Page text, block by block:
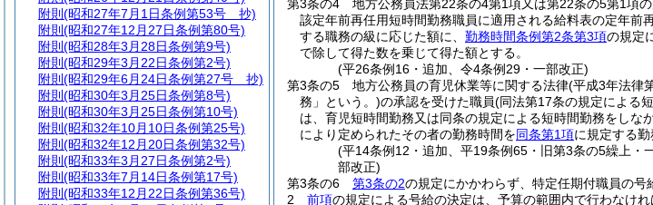
第3条の4
地方公務員法第22条の4第1項又は第22条の5第1項
該定年前再任用短時間勤務職員に適用される給料表の定年
する職務の級に応じた額に、 勤務時間条例第2条第3項の規定
で除して得た数を乗じて得た額とする。
(平26条例16・追加、令4条例29・一部改正)
第3条の5
地方公務員の育児休業等に関する法律(平成3年法律
務」という。)の承認を受けた職員(同法第17条の規定による
は、育児短時間勤務又は同条の規定による短時間勤務をしな
により定められたその者の勤務時間を同条第1項に規定する
(平14条例12・追加、平19条例65・旧第3条の5繰上
部改正)
第3条の6
第3条の2の規定にかかわらず、特定任期付職員の号
2
前項の規定による号給の決定は、予算の範囲内で行わなけれ
附則 (昭和27年7月1日条例第53号 抄)
附則 (昭和27年12月27日条例第80号)
附則 (昭和28年3月28日条例第9号)
附則 (昭和29年3月22日条例第2号)
附則 (昭和29年6月24日条例第27号 抄)
附則 (昭和30年3月25日条例第8号)
附則 (昭和30年3月25日条例第10号)
附則 (昭和32年10月10日条例第25号)
附則 (昭和32年12月20日条例第32号)
附則 (昭和33年3月27日条例第2号)
附則 (昭和33年7月14日条例第17号)
附則 (昭和33年12月22日条例第36号)